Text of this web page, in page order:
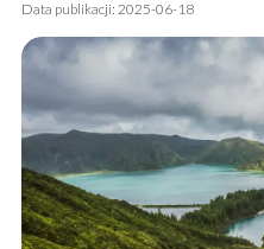
Data publikacji: 2025-06-18